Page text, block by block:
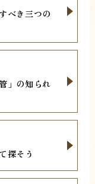
べき三つの
」の知られ
探そう